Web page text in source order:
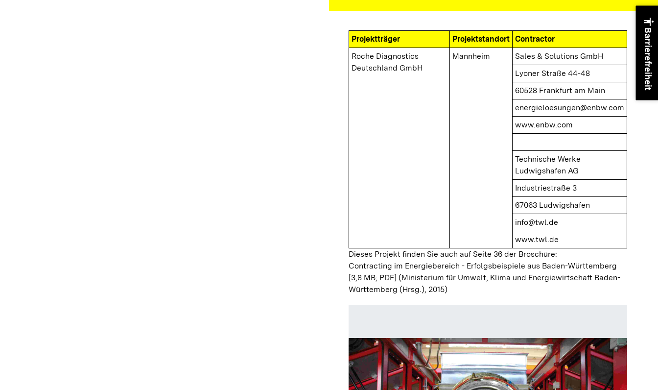
Projektträger Projektstandort Contractor
Roche Diagnostics
Deutschland GmbH
Mannheim
Sales & Solutions GmbH
Lyoner Straße 44-48
60528 Frankfurt am Main
energieloesungen@enbw.com
www.enbw.com
Technische Werke
Ludwigshafen AG
Industriestraße 3
67063 Ludwigshafen
info@twl.de
www.twl.de
Dieses Projekt finden Sie auch auf Seite 36 der Broschüre:
Contracting im Energiebereich - Erfolgsbeispiele aus Baden-Württemberg
[3,8 MB; PDF] (Ministerium für Umwelt, Klima und Energiewirtschaft Baden-
Württemberg (Hrsg.), 2015)
accessibility
Barrierefreiheit